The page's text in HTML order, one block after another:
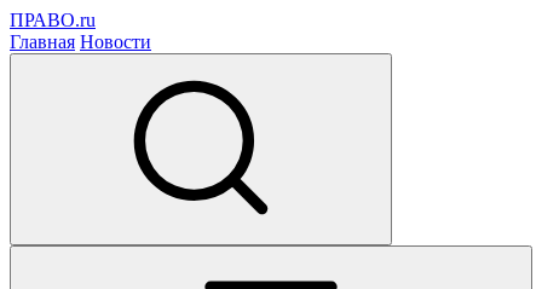
ПРАВО.ru
Главная Новости